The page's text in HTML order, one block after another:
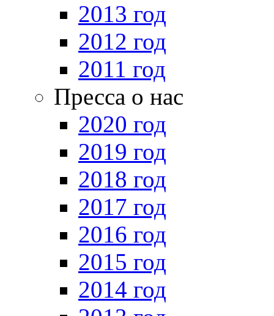
2013 год
2012 год
2011 год
Пресса о нас
2020 год
2019 год
2018 год
2017 год
2016 год
2015 год
2014 год